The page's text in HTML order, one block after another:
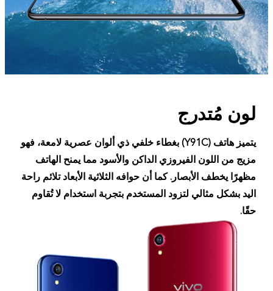
لون مُتدرج
يتميز هاتف (Y91C) بغطاء خلفي ذي ألوان عصرية لامعة، فهو
مزيج من اللون الفيروزي الداكن والأسود مما يمنح الهاتف
مظهرًا يخطف الأبصار. كما أن حوافه الثلاثية الأبعاد تلائم راحة
اليد بشكل مثالي لتزود المستخدم بتجربة استخدام لا تُقاوم
حقًا.